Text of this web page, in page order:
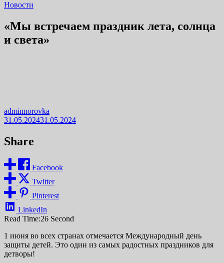
Новости
«Мы встречаем праздник лета, солнца
и света»
adminnorovka
31.05.202431.05.2024
Share
Facebook
Twitter
Pinterest
LinkedIn
Read Time:26 Second
1 июня во всех странах отмечается Международный день
защиты детей. Это один из самых радостных праздников для
детворы!